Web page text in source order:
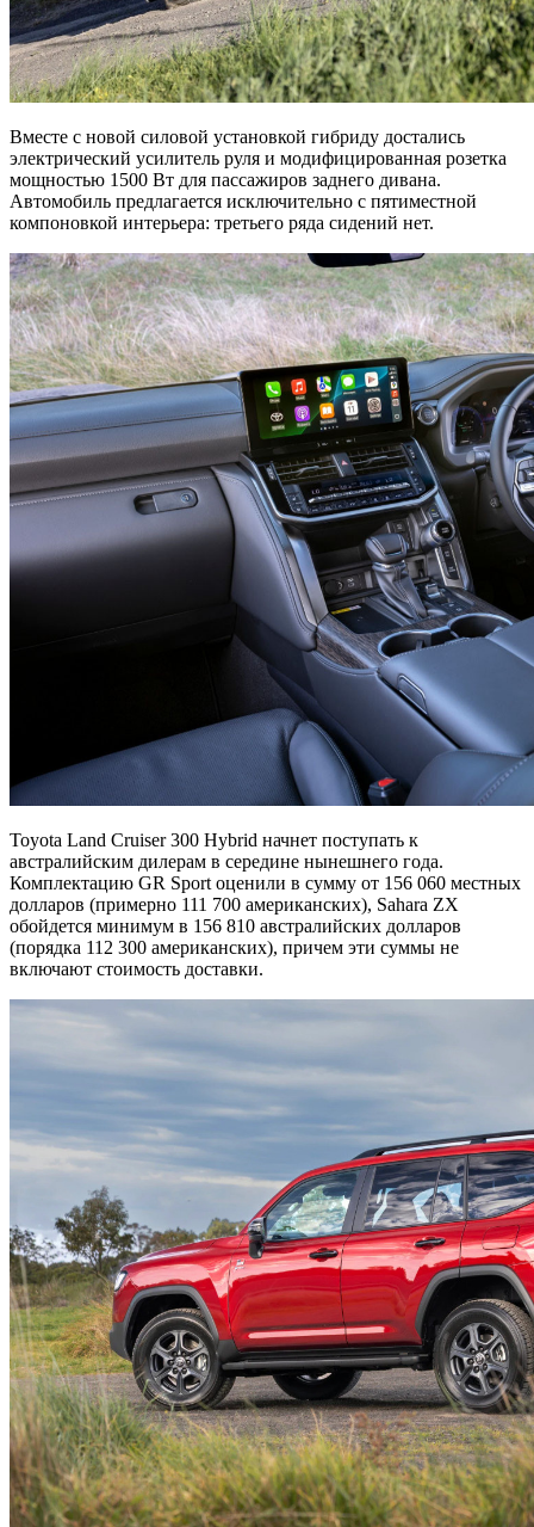
Вместе с новой силовой установкой гибриду достались
электрический усилитель руля и модифицированная розетка
мощностью 1500 Вт для пассажиров заднего дивана.
Автомобиль предлагается исключительно с пятиместной
компоновкой интерьера: третьего ряда сидений нет.
Toyota Land Cruiser 300 Hybrid начнет поступать к
австралийским дилерам в середине нынешнего года.
Комплектацию GR Sport оценили в сумму от 156 060 местных
долларов (примерно 111 700 американских), Sahara ZX
обойдется минимум в 156 810 австралийских долларов
(порядка 112 300 американских), причем эти суммы не
включают стоимость доставки.